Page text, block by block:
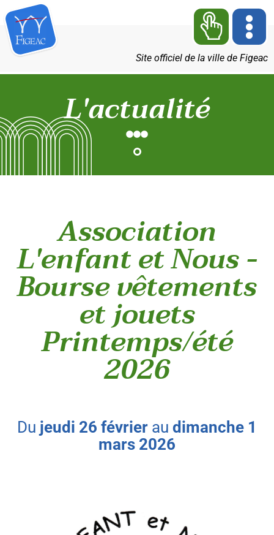
Site officiel de la ville de Figeac
L'actualité
Association
L'enfant et Nous -
Bourse vêtements
et jouets
Printemps/été
2026
du jeudi 26 février au dimanche 1
mars 2026